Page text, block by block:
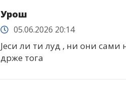
Урош
05.06.2026 20:14
Јеси ли ти луд , ни они сами
држе тога